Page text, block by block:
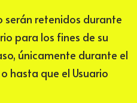
serán retenidos durante
para los fines de su
únicamente durante el
o hasta que el Usuario